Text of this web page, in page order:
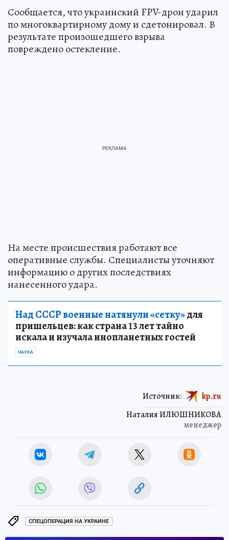
Сообщается, что украинский FPV-дрон ударил
по многоквартирному дому и сдетонировал. В
результате произошедшего взрыва
повреждено остекление.
На месте происшествия работают все
оперативные службы. Специалисты уточняют
информацию о других последствиях
нанесенного удара.
Над СССР военные натянули «сетку»для
пришельцев: как страна 13 лет тайно
искала и изучала инопланетных гостей
НАУКА
Наталия ИЛЮШНИКОВА
менеджер
Источник: kp.ru
СПЕЦОПЕРАЦИЯ НА УКРАИНЕ